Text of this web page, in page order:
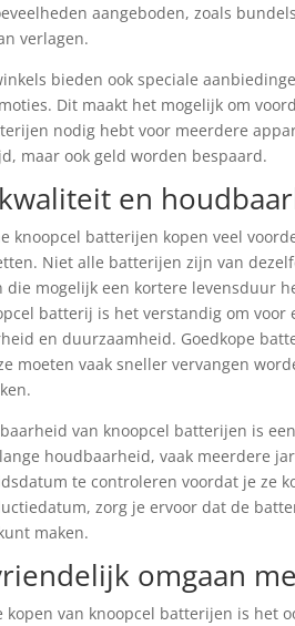
aangeboden, zoals
verlagen.
bieden ook speciale
Dit maakt het mogelijk om
nodig hebt voor meerdere
maar ook geld worden bespaard.
en
knoopcel batterijen kopen veel
Niet alle batterijen zijn van
die mogelijk een kortere levensduur
batterij is het verstandig om
en duurzaamheid. Goedkope
moeten vaak sneller vervangen
van knoopcel batterijen is
houdbaarheid, vaak meerdere
te controleren voordat je ze
zorg je ervoor dat de
maken.
omgaan
kopen van knoopcel batterijen is het